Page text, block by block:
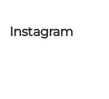
Instagram